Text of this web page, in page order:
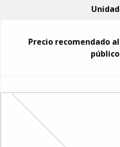
Unidad
Precio recomendado al
público